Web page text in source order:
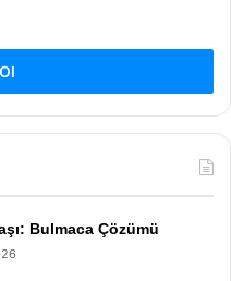
Bulmaca Çözümü